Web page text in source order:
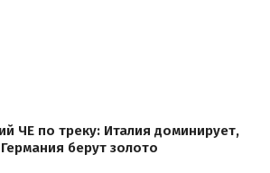
ЧЕ по треку: Италия доминирует,
берут золото